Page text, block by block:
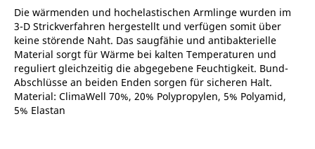
Die wärmenden und hochelastischen Armlinge wurden im
3-D Strickverfahren hergestellt und verfügen somit über
keine störende Naht. Das saugfähie und antibakterielle
Material sorgt für Wärme bei kalten Temperaturen und
reguliert gleichzeitig die abgegebene Feuchtigkeit. Bund-
Abschlüsse an beiden Enden sorgen für sicheren Halt.
Material: ClimaWell 70%, 20% Polypropylen, 5% Polyamid,
5% Elastan